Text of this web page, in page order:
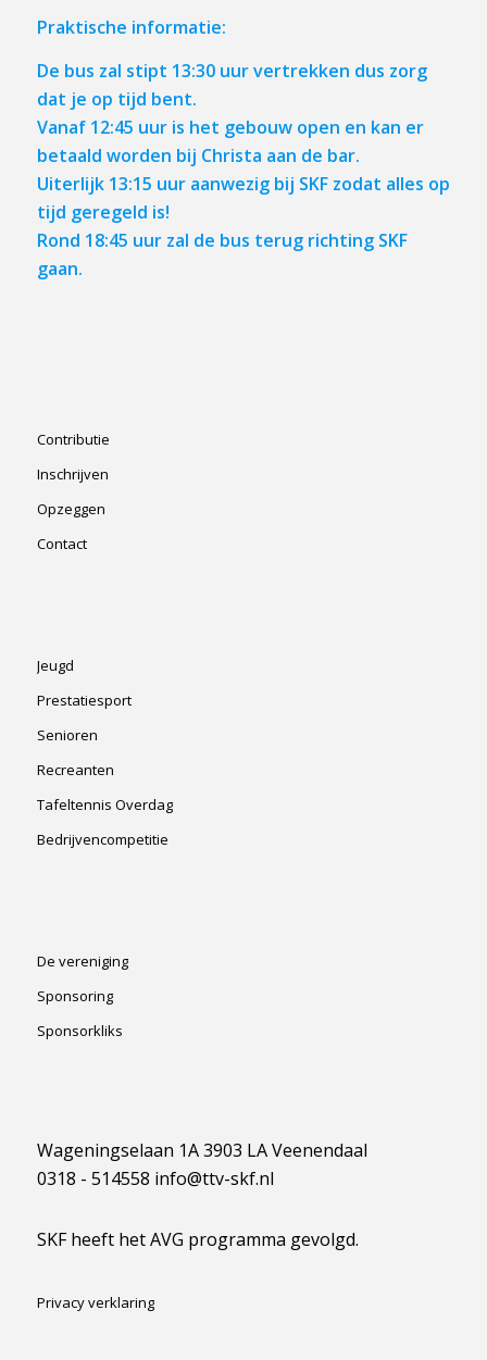
Praktische informatie:
De bus zal stipt 13:30 uur vertrekken dus zorg
dat je op tijd bent.
Vanaf 12:45 uur is het gebouw open en kan er
betaald worden bij Christa aan de bar.
Uiterlijk 13:15 uur aanwezig bij SKF zodat alles op
tijd geregeld is!
Rond 18:45 uur zal de bus terug richting SKF
gaan.
Contributie
Inschrijven
Opzeggen
Contact
Jeugd
Prestatiesport
Senioren
Recreanten
Tafeltennis Overdag
Bedrijvencompetitie
De vereniging
Sponsoring
Sponsorkliks
Wageningselaan 1A 3903 LA Veenendaal
0318 - 514558 info@ttv-skf.nl
SKF heeft het AVG programma gevolgd.
Privacy verklaring